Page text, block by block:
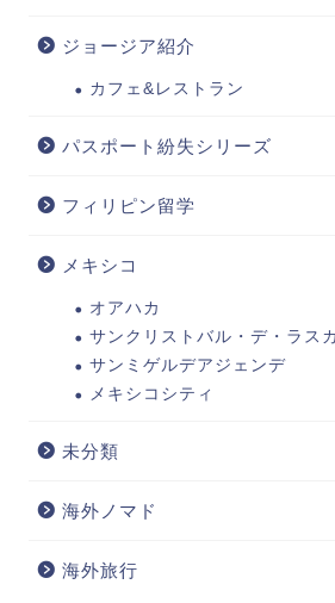
ジョージア紹介
カフェ&レストラン
パスポート紛失シリーズ
フィリピン留学
メキシコ
オアハカ
サンクリストバル・デ・ラス
サンミゲルデアジェンデ
メキシコシティ
未分類
海外ノマド
海外旅行